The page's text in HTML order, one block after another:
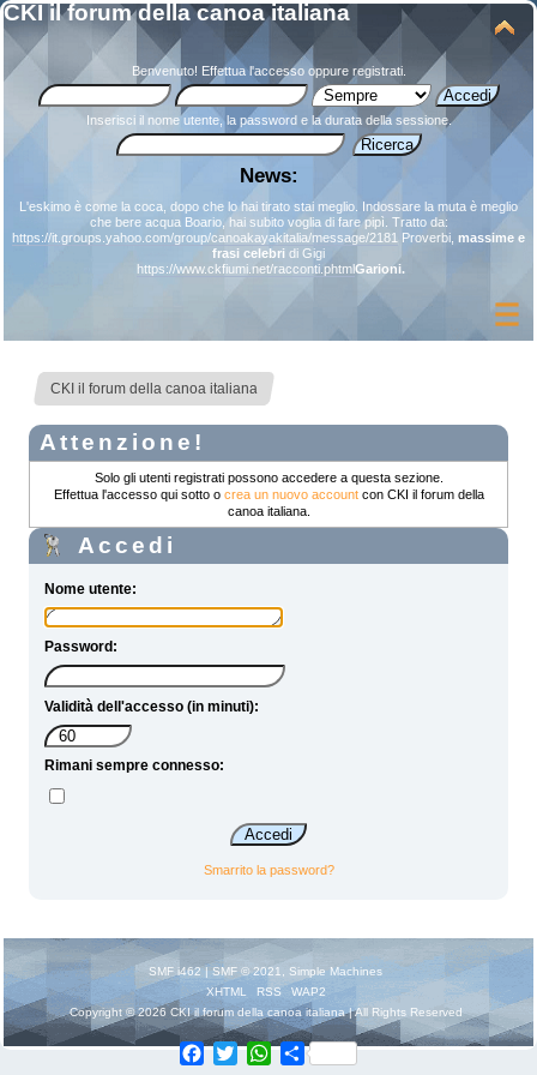
CKI il forum della canoa italiana
Benvenuto! Effettua l'accessooppure registrati.
Inserisci il nome utente, la password e la durata della sessione.
News:
L'eskimo è come la coca, dopo che lo hai tirato stai meglio. Indossare la muta è meglio
che bere acqua Boario, hai subito voglia di fare pipì. Tratto da:
https://it.groups.yahoo.com/group/canoakayakitalia/message/2181 Proverbi, massime e
frasi celebri di Gigi
https://www.ckfiumi.net/racconti.phtmlGarioni.
CKI il forum della canoa italiana
Attenzione!
Solo gli utenti registrati possono accedere a questa sezione.
Effettua l'accesso qui sotto o crea un nuovo accountcon CKI il forum della
canoa italiana.
Accedi
Nome utente:
Password:
Validità dell'accesso (in minuti):
Rimani sempre connesso:
Smarrito la password?
SMF i462 | SMF © 2021, Simple Machines
XHTML
RSS
WAP2
Copyright © 2026 CKI il forum della canoa italiana | All Rights Reserved
Facebook
TwitterWhatsApp
Share